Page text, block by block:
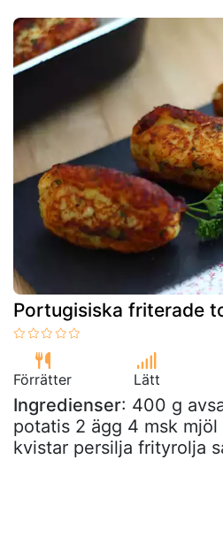
Portugisiska friterade
Förrätter Lätt
Ingredienser: 400 g
potatis 2 ägg 4 msk
kvistar persilja frityrolja